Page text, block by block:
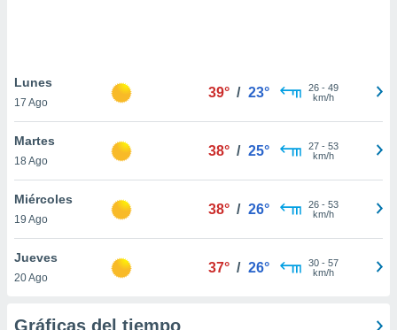
únicos
similares
como
IP
posible
traten tus
en
Para
Lunes
17 Ago
39° / 23° 26- 49
km/h
Martes
18 Ago
38° / 25° 27- 53
km/h
Miércoles
19 Ago
38° / 26° 26- 53
km/h
Jueves
20 Ago
37° / 26° 30- 57
km/h
Gráficas del tiempo